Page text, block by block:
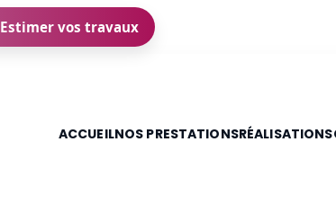
Estimer vos travaux
ACCUEILNOS PRESTATIONSRÉALISATIONS